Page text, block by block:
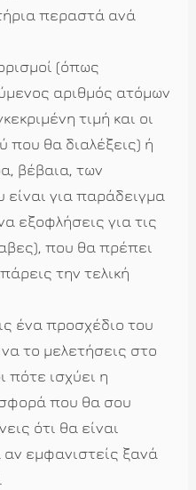
περαστά ανά
(όπως
αριθμός ατόμων
τιμή και οι
που θα διαλέξεις) ή
βέβαια, των
για παράδειγμα
εξοφλήσεις για τις
που θα πρέπει
την τελική
ένα προσχέδιο του
το μελετήσεις στο
πότε ισχύει η
που θα σου
ότι θα είναι
αν εμφανιστείς ξανά